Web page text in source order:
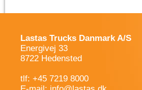
Lastas Trucks Danmark A/S
Energivej 33
8722 Hedensted
tlf: +45 7219 8000